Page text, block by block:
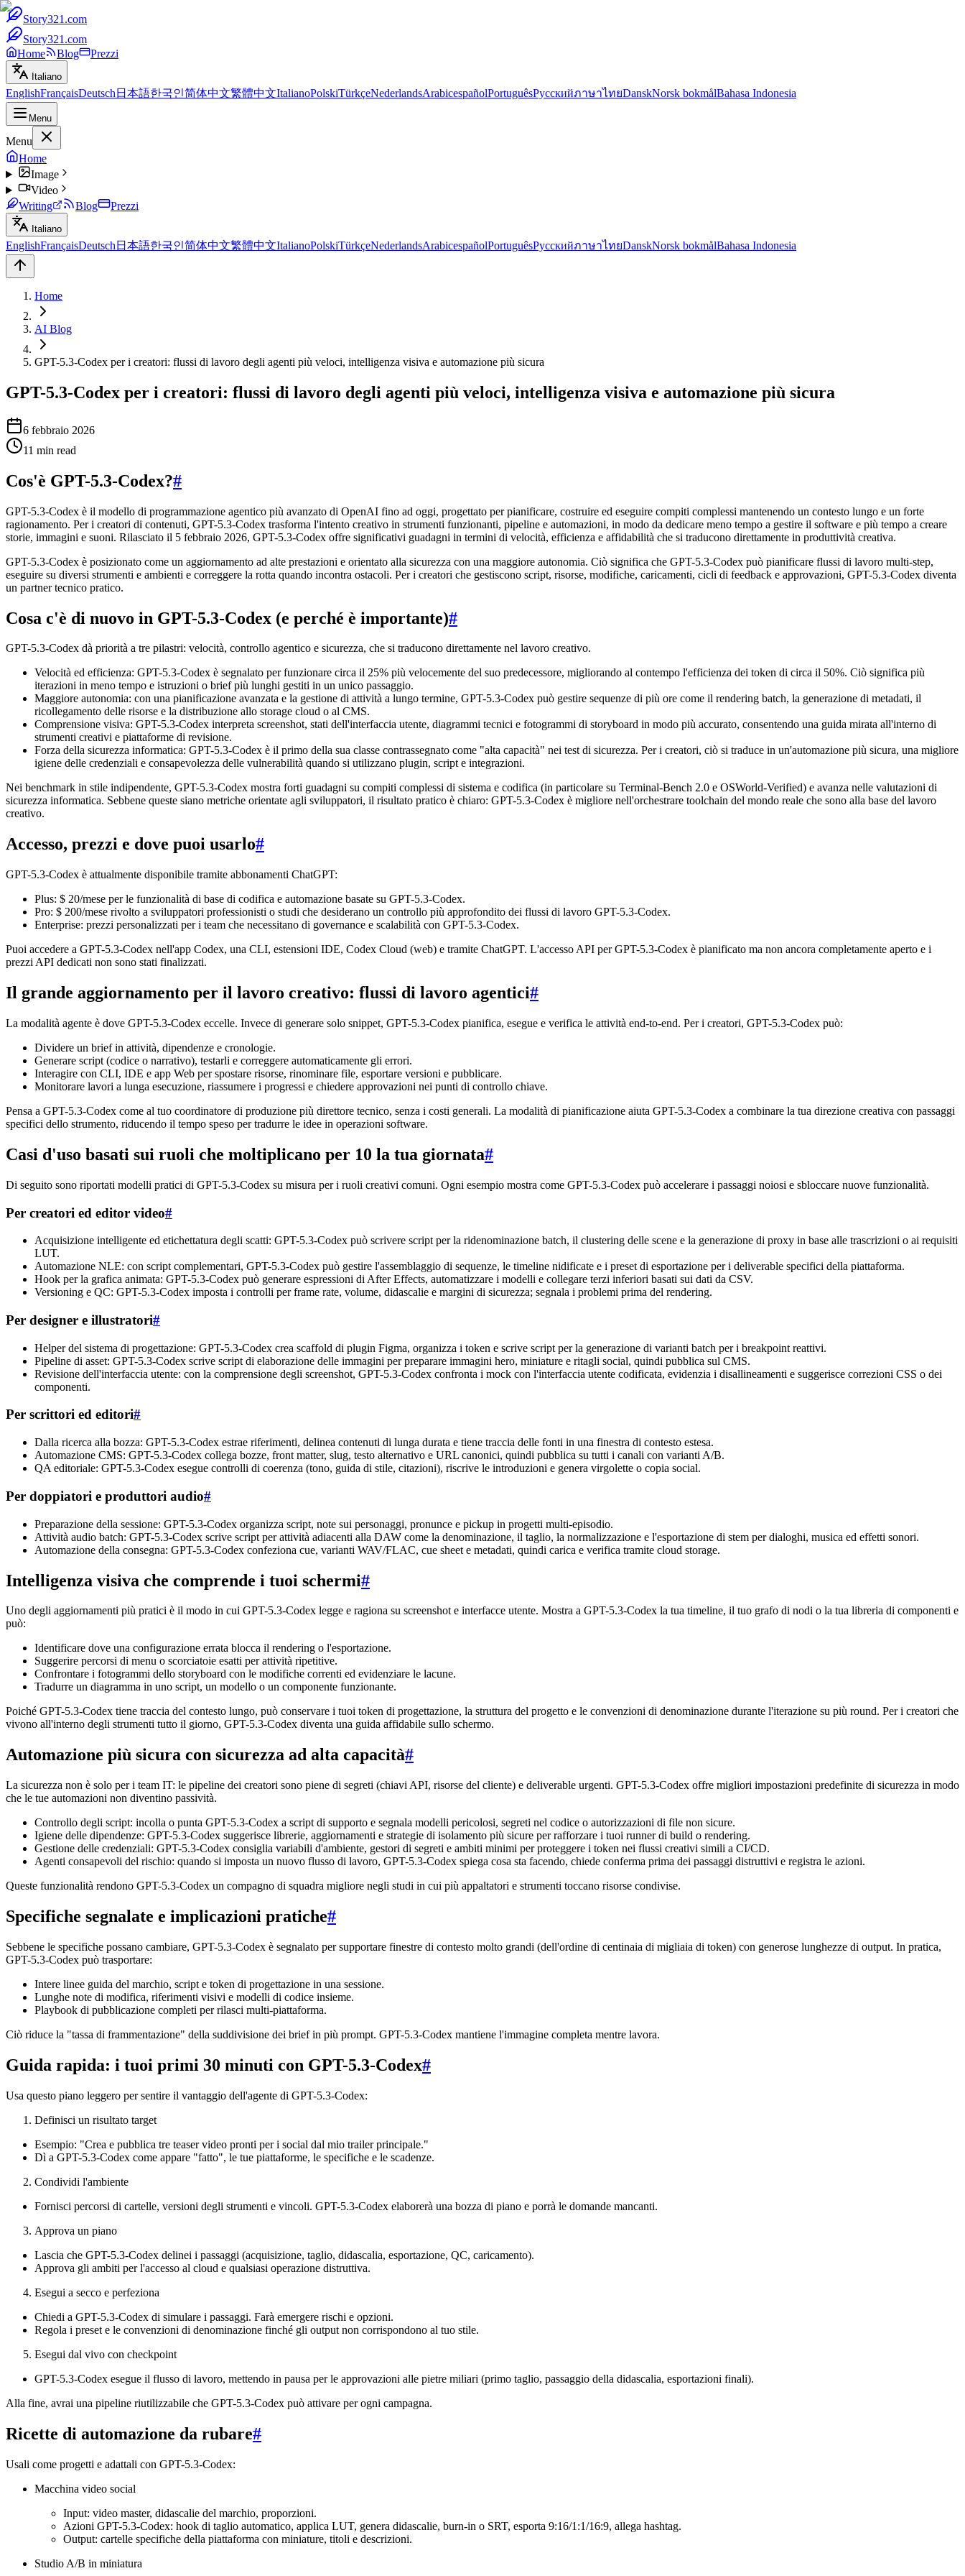
Story321.com
Story321.com
Home
Blog Prezzi
Italiano
EnglishFrançaisDeutsch 日本語한국인简体中文繁體中文ItalianoPolskiTürkçeNederlandsArabicespañolPortuguêsРусскийภาษาไทยDanskNorsk bokmålBahasa Indonesia
Menu
Menu
Home
Image
Video
Writing
Blog Prezzi
Italiano
EnglishFrançaisDeutsch 日本語한국인简体中文繁體中文ItalianoPolskiTürkçeNederlandsArabicespañolPortuguêsРусскийภาษาไทยDanskNorsk bokmålBahasa Indonesia
Home
AI Blog
GPT-5.3-Codex per i creatori: flussi di lavoro degli agenti più veloci, intelligenza visiva e automazione più sicura
GPT-5.3-Codex per i creatori: flussi di lavoro degli agenti più veloci, intelligenza visiva e automazione più sicura
6 febbraio 2026
11 min read
Cos'è GPT-5.3-Codex?#
GPT-5.3-Codex è il modello di programmazione agentico più avanzato di OpenAI fino ad oggi, progettato per pianificare, costruire ed eseguire compiti complessi mantenendo un contesto lungo e un forte
ragionamento. Per i creatori di contenuti, GPT-5.3-Codex trasforma l'intento creativo in strumenti funzionanti, pipeline e automazioni, in modo da dedicare meno tempo a gestire il software e più tempo a creare
storie, immagini e suoni. Rilasciato il 5 febbraio 2026, GPT-5.3-Codex offre significativi guadagni in termini di velocità, efficienza e affidabilità che si traducono direttamente in produttività creativa.
GPT-5.3-Codex è posizionato come un aggiornamento ad alte prestazioni e orientato alla sicurezza con una maggiore autonomia. Ciò significa che GPT-5.3-Codex può pianificare flussi di lavoro multi-step,
eseguire su diversi strumenti e ambienti e correggere la rotta quando incontra ostacoli. Per i creatori che gestiscono script, risorse, modifiche, caricamenti, cicli di feedback e approvazioni, GPT-5.3-Codex diventa
un partner tecnico pratico.
Cosa c'è di nuovo in GPT-5.3-Codex (e perché è importante)#
GPT-5.3-Codex dà priorità a tre pilastri: velocità, controllo agentico e sicurezza, che si traducono direttamente nel lavoro creativo.
Velocità ed efficienza: GPT-5.3-Codex è segnalato per funzionare circa il 25% più velocemente del suo predecessore, migliorando al contempo l'efficienza dei token di circa il 50%. Ciò significa più
iterazioni in meno tempo e istruzioni o brief più lunghi gestiti in un unico passaggio.
Maggiore autonomia: con una pianificazione avanzata e la gestione di attività a lungo termine, GPT-5.3-Codex può gestire sequenze di più ore come il rendering batch, la generazione di metadati, il
ricollegamento delle risorse e la distribuzione allo storage cloud o al CMS.
Comprensione visiva: GPT-5.3-Codex interpreta screenshot, stati dell'interfaccia utente, diagrammi tecnici e fotogrammi di storyboard in modo più accurato, consentendo una guida mirata all'interno di
strumenti creativi e piattaforme di revisione.
Forza della sicurezza informatica: GPT-5.3-Codex è il primo della sua classe contrassegnato come "alta capacità" nei test di sicurezza. Per i creatori, ciò si traduce in un'automazione più sicura, una migliore
igiene delle credenziali e consapevolezza delle vulnerabilità quando si utilizzano plugin, script e integrazioni.
Nei benchmark in stile indipendente, GPT-5.3-Codex mostra forti guadagni su compiti complessi di sistema e codifica (in particolare su Terminal-Bench 2.0 e OSWorld-Verified) e avanza nelle valutazioni di
sicurezza informatica. Sebbene queste siano metriche orientate agli sviluppatori, il risultato pratico è chiaro: GPT-5.3-Codex è migliore nell'orchestrare toolchain del mondo reale che sono alla base del lavoro
creativo.
Accesso, prezzi e dove puoi usarlo#
GPT-5.3-Codex è attualmente disponibile tramite abbonamenti ChatGPT:
Plus: $ 20/mese per le funzionalità di base di codifica e automazione basate su GPT-5.3-Codex.
Pro: $ 200/mese rivolto a sviluppatori professionisti o studi che desiderano un controllo più approfondito dei flussi di lavoro GPT-5.3-Codex.
Enterprise: prezzi personalizzati per i team che necessitano di governance e scalabilità con GPT-5.3-Codex.
Puoi accedere a GPT-5.3-Codex nell'app Codex, una CLI, estensioni IDE, Codex Cloud (web) e tramite ChatGPT. L'accesso API per GPT-5.3-Codex è pianificato ma non ancora completamente aperto e i
prezzi API dedicati non sono stati finalizzati.
Il grande aggiornamento per il lavoro creativo: flussi di lavoro agentici#
La modalità agente è dove GPT-5.3-Codex eccelle. Invece di generare solo snippet, GPT-5.3-Codex pianifica, esegue e verifica le attività end-to-end. Per i creatori, GPT-5.3-Codex può:
Dividere un brief in attività, dipendenze e cronologie.
Generare script (codice o narrativo), testarli e correggere automaticamente gli errori.
Interagire con CLI, IDE e app Web per spostare risorse, rinominare file, esportare versioni e pubblicare.
Monitorare lavori a lunga esecuzione, riassumere i progressi e chiedere approvazioni nei punti di controllo chiave.
Pensa a GPT-5.3-Codex come al tuo coordinatore di produzione più direttore tecnico, senza i costi generali. La modalità di pianificazione aiuta GPT-5.3-Codex a combinare la tua direzione creativa con passaggi
specifici dello strumento, riducendo il tempo speso per tradurre le idee in operazioni software.
Casi d'uso basati sui ruoli che moltiplicano per 10 la tua giornata#
Di seguito sono riportati modelli pratici di GPT-5.3-Codex su misura per i ruoli creativi comuni. Ogni esempio mostra come GPT-5.3-Codex può accelerare i passaggi noiosi e sbloccare nuove funzionalità.
Per creatori ed editor video#
Acquisizione intelligente ed etichettatura degli scatti: GPT-5.3-Codex può scrivere script per la ridenominazione batch, il clustering delle scene e la generazione di proxy in base alle trascrizioni o ai requisiti
LUT.
Automazione NLE: con script complementari, GPT-5.3-Codex può gestire l'assemblaggio di sequenze, le timeline nidificate e i preset di esportazione per i deliverable specifici della piattaforma.
Hook per la grafica animata: GPT-5.3-Codex può generare espressioni di After Effects, automatizzare i modelli e collegare terzi inferiori basati sui dati da CSV.
Versioning e QC: GPT-5.3-Codex imposta i controlli per frame rate, volume, didascalie e margini di sicurezza; segnala i problemi prima del rendering.
Per designer e illustratori#
Helper del sistema di progettazione: GPT-5.3-Codex crea scaffold di plugin Figma, organizza i token e scrive script per la generazione di varianti batch per i breakpoint reattivi.
Pipeline di asset: GPT-5.3-Codex scrive script di elaborazione delle immagini per preparare immagini hero, miniature e ritagli social, quindi pubblica sul CMS.
Revisione dell'interfaccia utente: con la comprensione degli screenshot, GPT-5.3-Codex confronta i mock con l'interfaccia utente codificata, evidenzia i disallineamenti e suggerisce correzioni CSS o dei
componenti.
Per scrittori ed editori#
Dalla ricerca alla bozza: GPT-5.3-Codex estrae riferimenti, delinea contenuti di lunga durata e tiene traccia delle fonti in una finestra di contesto estesa.
Automazione CMS: GPT-5.3-Codex collega bozze, front matter, slug, testo alternativo e URL canonici, quindi pubblica su tutti i canali con varianti A/B.
QA editoriale: GPT-5.3-Codex esegue controlli di coerenza (tono, guida di stile, citazioni), riscrive le introduzioni e genera virgolette o copia social.
Per doppiatori e produttori audio#
Preparazione della sessione: GPT-5.3-Codex organizza script, note sui personaggi, pronunce e pickup in progetti multi-episodio.
Attività audio batch: GPT-5.3-Codex scrive script per attività adiacenti alla DAW come la denominazione, il taglio, la normalizzazione e l'esportazione di stem per dialoghi, musica ed effetti sonori.
Automazione della consegna: GPT-5.3-Codex confeziona cue, varianti WAV/FLAC, cue sheet e metadati, quindi carica e verifica tramite cloud storage.
Intelligenza visiva che comprende i tuoi schermi#
Uno degli aggiornamenti più pratici è il modo in cui GPT-5.3-Codex legge e ragiona su screenshot e interfacce utente. Mostra a GPT-5.3-Codex la tua timeline, il tuo grafo di nodi o la tua libreria di componenti e
può:
Identificare dove una configurazione errata blocca il rendering o l'esportazione.
Suggerire percorsi di menu o scorciatoie esatti per attività ripetitive.
Confrontare i fotogrammi dello storyboard con le modifiche correnti ed evidenziare le lacune.
Tradurre un diagramma in uno script, un modello o un componente funzionante.
Poiché GPT-5.3-Codex tiene traccia del contesto lungo, può conservare i tuoi token di progettazione, la struttura del progetto e le convenzioni di denominazione durante l'iterazione su più round. Per i creatori che
vivono all'interno degli strumenti tutto il giorno, GPT-5.3-Codex diventa una guida affidabile sullo schermo.
Automazione più sicura con sicurezza ad alta capacità#
La sicurezza non è solo per i team IT: le pipeline dei creatori sono piene di segreti (chiavi API, risorse del cliente) e deliverable urgenti. GPT-5.3-Codex offre migliori impostazioni predefinite di sicurezza in modo
che le tue automazioni non diventino passività.
Controllo degli script: incolla o punta GPT-5.3-Codex a script di supporto e segnala modelli pericolosi, segreti nel codice o autorizzazioni di file non sicure.
Igiene delle dipendenze: GPT-5.3-Codex suggerisce librerie, aggiornamenti e strategie di isolamento più sicure per rafforzare i tuoi runner di build o rendering.
Gestione delle credenziali: GPT-5.3-Codex consiglia variabili d'ambiente, gestori di segreti e ambiti minimi per proteggere i token nei flussi creativi simili a CI/CD.
Agenti consapevoli del rischio: quando si imposta un nuovo flusso di lavoro, GPT-5.3-Codex spiega cosa sta facendo, chiede conferma prima dei passaggi distruttivi e registra le azioni.
Queste funzionalità rendono GPT-5.3-Codex un compagno di squadra migliore negli studi in cui più appaltatori e strumenti toccano risorse condivise.
Specifiche segnalate e implicazioni pratiche#
Sebbene le specifiche possano cambiare, GPT-5.3-Codex è segnalato per supportare finestre di contesto molto grandi (dell'ordine di centinaia di migliaia di token) con generose lunghezze di output. In pratica,
GPT-5.3-Codex può trasportare:
Intere linee guida del marchio, script e token di progettazione in una sessione.
Lunghe note di modifica, riferimenti visivi e modelli di codice insieme.
Playbook di pubblicazione completi per rilasci multi-piattaforma.
Ciò riduce la "tassa di frammentazione" della suddivisione dei brief in più prompt. GPT-5.3-Codex mantiene l'immagine completa mentre lavora.
Guida rapida: i tuoi primi 30 minuti con GPT-5.3-Codex#
Usa questo piano leggero per sentire il vantaggio dell'agente di GPT-5.3-Codex:
Definisci un risultato target
Esempio: "Crea e pubblica tre teaser video pronti per i social dal mio trailer principale."
Dì a GPT-5.3-Codex come appare "fatto", le tue piattaforme, le specifiche e le scadenze.
Condividi l'ambiente
Fornisci percorsi di cartelle, versioni degli strumenti e vincoli. GPT-5.3-Codex elaborerà una bozza di piano e porrà le domande mancanti.
Approva un piano
Lascia che GPT-5.3-Codex delinei i passaggi (acquisizione, taglio, didascalia, esportazione, QC, caricamento).
Approva gli ambiti per l'accesso al cloud e qualsiasi operazione distruttiva.
Esegui a secco e perfeziona
Chiedi a GPT-5.3-Codex di simulare i passaggi. Farà emergere rischi e opzioni.
Regola i preset e le convenzioni di denominazione finché gli output non corrispondono al tuo stile.
Esegui dal vivo con checkpoint
GPT-5.3-Codex esegue il flusso di lavoro, mettendo in pausa per le approvazioni alle pietre miliari (primo taglio, passaggio della didascalia, esportazioni finali).
Alla fine, avrai una pipeline riutilizzabile che GPT-5.3-Codex può attivare per ogni campagna.
Ricette di automazione da rubare#
Usali come progetti e adattali con GPT-5.3-Codex:
Macchina video social
Input: video master, didascalie del marchio, proporzioni.
Azioni GPT-5.3-Codex: hook di taglio automatico, applica LUT, genera didascalie, burn-in o SRT, esporta 9:16/1:1/16:9, allega hashtag.
Output: cartelle specifiche della piattaforma con miniature, titoli e descrizioni.
Studio A/B in miniatura